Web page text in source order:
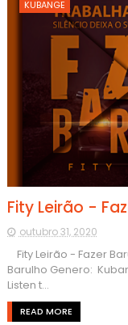
KUBANGE
Fity Leirão -
outubro 31, 2020
Fity Leirão - Fazer
Barulho Genero:
Listen t...
READ MORE